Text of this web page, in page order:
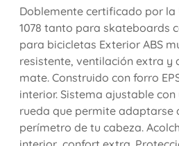
Doblemente certificado por la
1078 tanto para skateboards
para bicicletas Exterior ABS
resistente, ventilación extra y
mate. Construido con forro
interior. Sistema ajustable con
rueda que permite adaptarse
perímetro de tu cabeza.